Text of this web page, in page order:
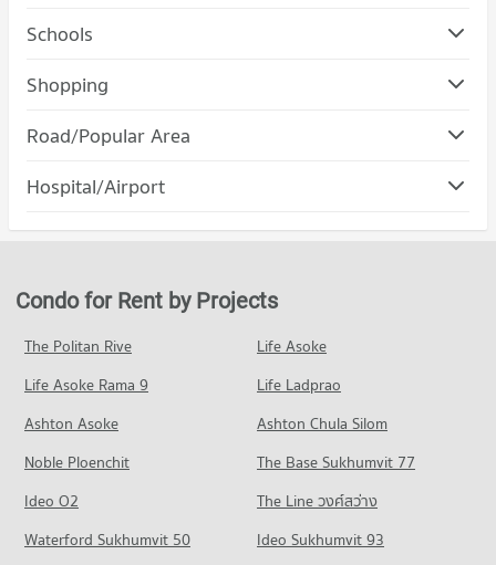
Schools
Shopping
Road/Popular Area
Condo Aka Thotsarot Road Phitsanulok
Condo for Rent near Aka Thotsarot Road Phitsanulok
Condo for Sale near Aka Thotsarot Road Phitsanulok
6 properties for sale
Hospital/Airport
Condo for Rent by Projects
The Politan Rive
Life Asoke
Life Asoke Rama 9
Life Ladprao
Ashton Asoke
Ashton Chula Silom
Noble Ploenchit
The Base Sukhumvit 77
Ideo O2
The Line วงศ์สว่าง
Waterford Sukhumvit 50
Ideo Sukhumvit 93